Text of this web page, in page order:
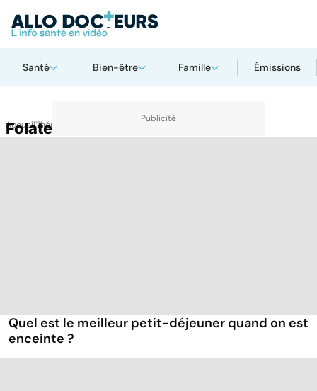
Santé Bien-être Famille Émissions
AccueilThématiques
Folate
Quel est le meilleur petit-déjeuner quand on est
enceinte ?